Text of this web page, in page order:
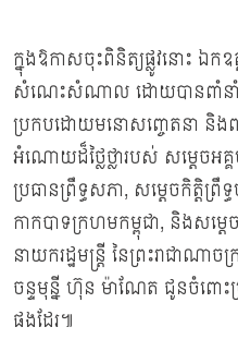
ក្នុងឱកាសចុះពិនិត្យផ្លូវនោះ ឯកឧត្
សំណេះសំណាល ដោយបានពាំនាំនូ
ប្រកបដោយមនោសញ្ចេតនា និងព
អំណោយដ៏ថ្លៃថ្លារបស់ សម្ដេចអ
ប្រធានព្រឹទ្ធសភា, សម្តេចកិត្តិព្
កាកបាទក្រហមកម្ពុជា, និងសម្
នាយករដ្ឋមន្ត្រី នៃព្រះរាជាណ
ចន្ទមុន្នី ហ៊ុន ម៉ាណែត ជូនចំពោះប្
ផងដែរ៕